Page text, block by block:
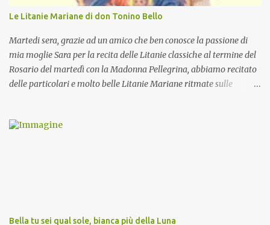
Le Litanie Mariane di don Tonino Bello
Martedi sera, grazie ad un amico che ben conosce la passione di
mia moglie Sara per la recita delle Litanie classiche al termine del
Rosario del martedì con la Madonna Pellegrina, abbiamo recitato
delle particolari e molto belle Litanie Mariane ritmate sulle
preghiera.
Bella tu sei qual sole, bianca più della Luna